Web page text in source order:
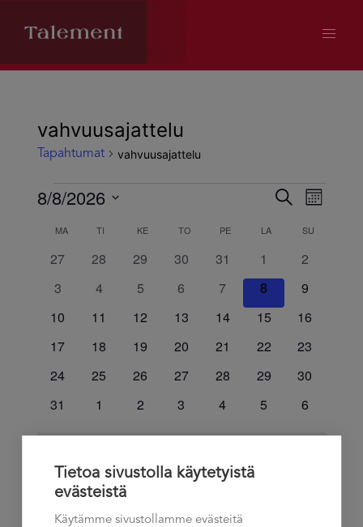
vahvuusajattelu
Tapahtumat vahvuusajattelu
Tapahtumat
Etsi
aja
Näkymät
Etsi
Views
Kuukausi
8/8/2026
päivä.
Kalenteri
Tapahtumat
MAMAANANTAI
TI KE KESKIVIIKKO
TO TORSTAI
PE PERJANTAI
LALAUANTAI
SU
0
27
0
28
0
29
0
30
0
tapahtumat
31
0
tapahtumat
1
0
2
0
3
0
4
0
5
0
6
0
tapahtumat
7
0
tapahtumat
8
0
9
0
10
0
11
0
12
0
13
0
14
0
15
0
16
0
17
0
18
0
19
0
20
0
21
0
22
0
23
0
24
0
25
0
26
0
27
0
28
0
29
0
30
0
31
0
1
0
2
0
3
0
4
0
5
0
6
Tietoa sivustolla käytetyistä
evästeistä
Käytämme sivustollamme evästeitä